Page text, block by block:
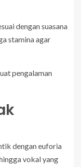
dengan suasana
stamina agar
pengalaman
dengan euforia
vokal yang